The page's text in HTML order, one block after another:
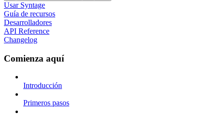
Usar Syntage
Guía de recursos
Desarrolladores
API Reference
Changelog
Comienza aquí
Introducción
Primeros pasos